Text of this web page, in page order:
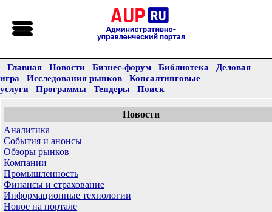
Главная Новости Бизнес-форум Библиотека
Деловая
игра
Исследования рынков
Консалтинговые
услуги
Программы Тендеры Поиск
Новости
Аналитика
События и анонсы
Обзоры рынков
Компании
Промышленность
Финансы и страхование
Информационные технологии
Новое на портале